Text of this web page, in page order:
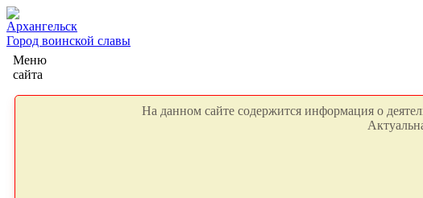
Архангельск
Город воинской славы
Меню
сайта
На данном сайте содержится информация о